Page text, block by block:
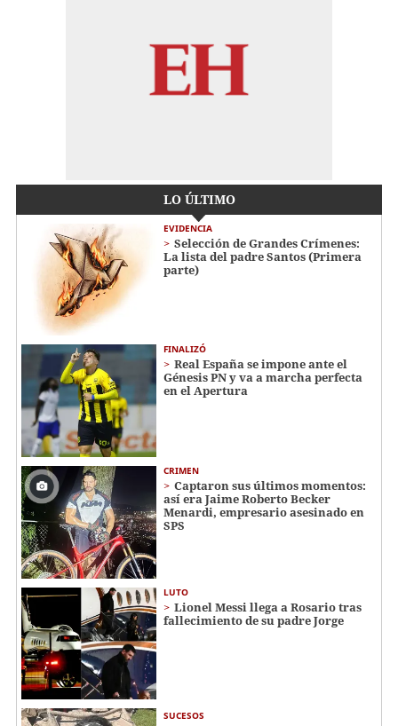
LO ÚLTIMO
EVIDENCIA
Selección de Grandes Crímenes:
La lista del padre Santos (Primera
parte)
FINALIZÓ
Real España se impone ante el
Génesis PN y va a marcha perfecta
en el Apertura
CRIMEN
Captaron sus últimos momentos:
así era Jaime Roberto Becker
Menardi​​​, empresario asesinado en
SPS
LUTO
Lionel Messi llega a Rosario tras
fallecimiento de su padre Jorge
SUCESOS